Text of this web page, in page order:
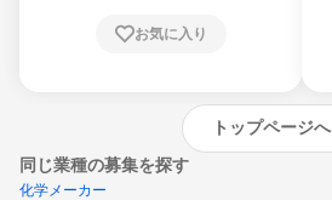
お気に入り
トップページへ
同じ業種の募集を探す
化学メーカー